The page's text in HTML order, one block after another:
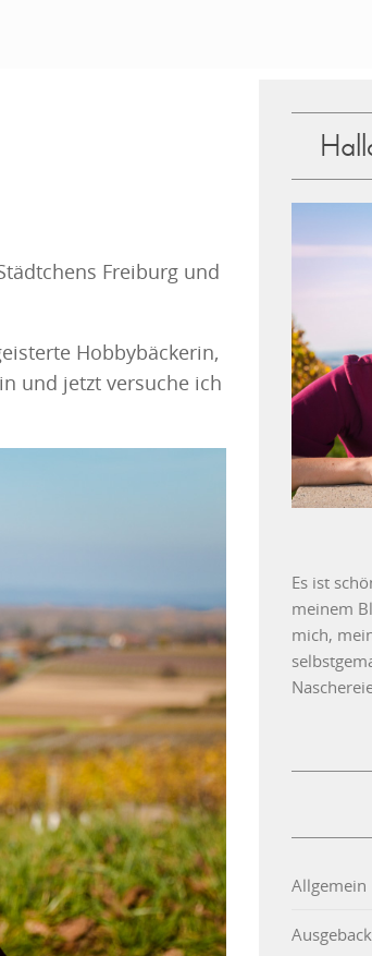
Freiburg und
Hobbybäckerin,
und jetzt versuche ich
Es ist
meinem
mich,
Allgemein